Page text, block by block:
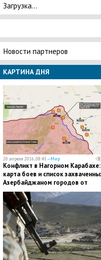
Загрузка...
Новости партнеров
КАРТИНА ДНЯ
20 апреля 2016, 08:45 —Мир
Конфликт в Нагорном Карабахе:
карта боев и список
Азербайджаном городов от
20.04.16